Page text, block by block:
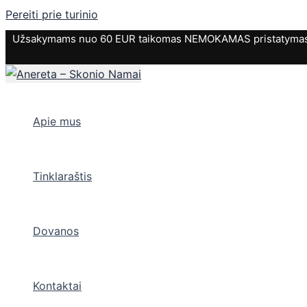
Pereiti prie turinio
Užsakymams nuo 60 EUR taikomas NEMOKAMAS
Apie mus
Tinklaraštis
Dovanos
Kontaktai